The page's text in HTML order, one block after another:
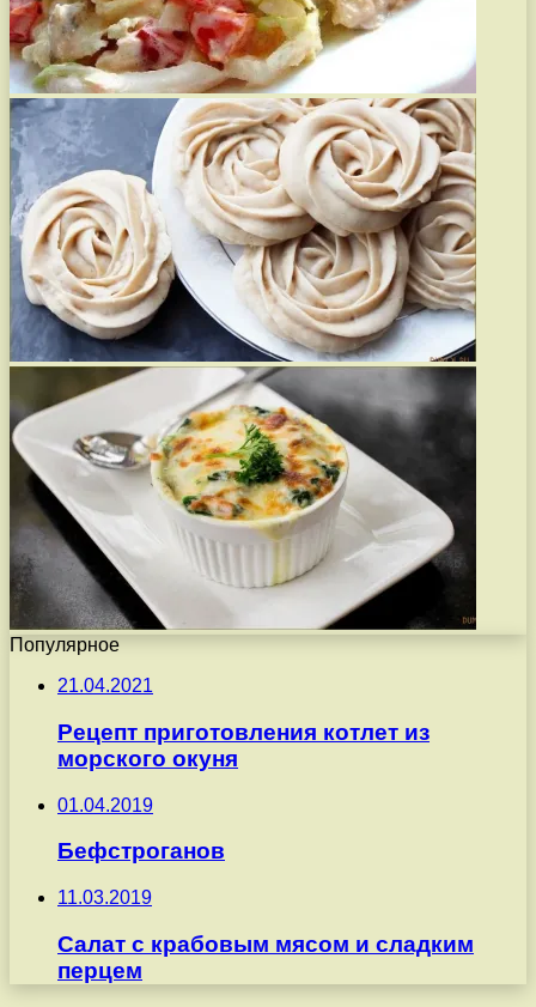
Популярное
21.04.2021
Рецепт приготовления котлет из
морского окуня
01.04.2019
Бефстроганов
11.03.2019
Салат с крабовым мясом и сладким
перцем